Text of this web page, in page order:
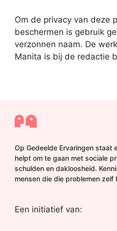
Om de privacy van deze
beschermen is gebruik
verzonnen naam. De
Manita is bij de redactie
Op Gedeelde Ervaringen staat
helpt om te gaan met sociale
schulden en dakloosheid.
mensen die die problemen zelf
Een initiatief van: